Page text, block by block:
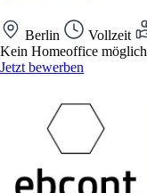
Berlin Vollzeit
Kein Homeoffice möglich
Jetzt bewerben